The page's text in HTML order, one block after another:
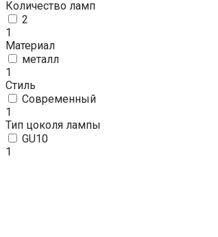
Количество ламп
2
1
Материал
металл
1
Стиль
Современный
1
Тип цоколя лампы
GU10
1